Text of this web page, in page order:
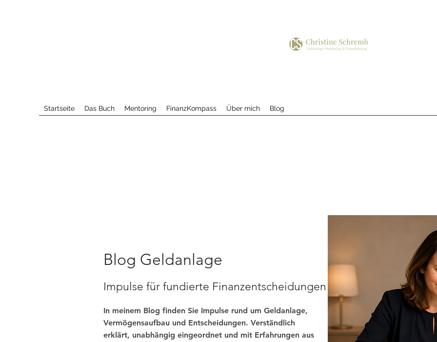
Startseite Das Buch Mentoring FinanzKompass Über mich Blog
Blog Geldanlage
Impulse für fundierte Finanzentscheidungen
In meinem Blog finden Sie Impulse rund um Geldanlage,
Vermögensaufbau und Entscheidungen. Verständlich
erklärt, unabhängig eingeordnet und mit Erfahrungen aus